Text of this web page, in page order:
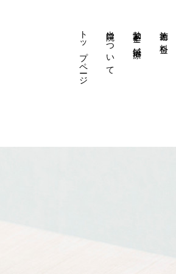
トップページ 当院について 勃起不全と鍼治療 施術と料金